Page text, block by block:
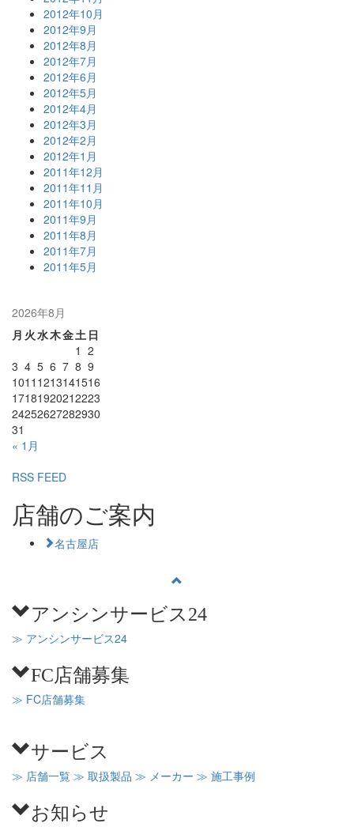
2012年10月
2012年9月
2012年8月
2012年7月
2012年6月
2012年5月
2012年4月
2012年3月
2012年2月
2012年1月
2011年12月
2011年11月
2011年10月
2011年9月
2011年8月
2011年7月
2011年5月
2026年8月
月 火水木金土 日
1 2
3 4 5 6 7 8 9
1011 1213141516
17181920212223
24252627282930
31
« 1月
RSS FEED
店舗のご案内
名古屋店
アンシンサービス24
≫ アンシンサービス24
FC店舗募集
≫ FC店舗募集
サービス
≫ 店舗一覧 ≫ 取扱製品 ≫ メーカー ≫ 施工事例
お知らせ